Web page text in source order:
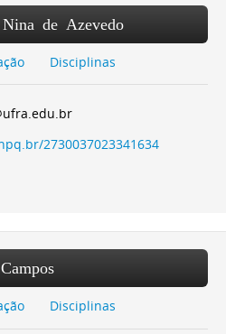
de Azevedo
Disciplinas
2730037023341634
Disciplinas